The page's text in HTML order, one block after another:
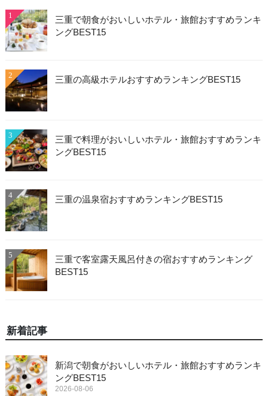
1
三重で朝食がおいしいホテル・旅館おすすめランキ
ングBEST15
2 三重の高級ホテルおすすめランキングBEST15
3
三重で料理がおいしいホテル・旅館おすすめランキ
ングBEST15
4 三重の温泉宿おすすめランキングBEST15
5
三重で客室露天風呂付きの宿おすすめランキング
BEST15
新着記事
新潟で朝食がおいしいホテル・旅館おすすめランキ
ングBEST15
2026-08-06